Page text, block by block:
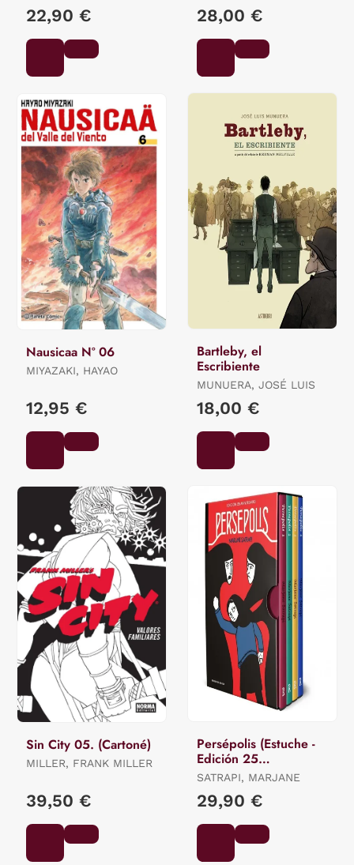
22,90 € QUENEHEN, MARTIN
28,00 €
Nausicaa Nº 06
MIYAZAKI, HAYAO
12,95 €
Bartleby, el
Escribiente
MUNUERA, JOSÉ LUIS
18,00 €
Sin City 05. (Cartoné)
MILLER, FRANK MILLER
39,50 €
Persépolis (Estuche -
Edición 25
Aniversario)
SATRAPI, MARJANE
29,90 €